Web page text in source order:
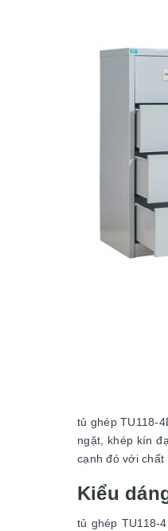
tủ ghép TU118-
ngặt, khép kín
cạnh đó với chất
Kiểu
tủ ghép TU118-